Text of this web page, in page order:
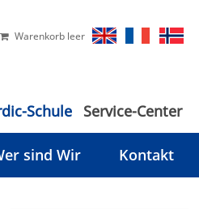
Warenkorb leer
Schule Service-Center
sind Wir Kontakt